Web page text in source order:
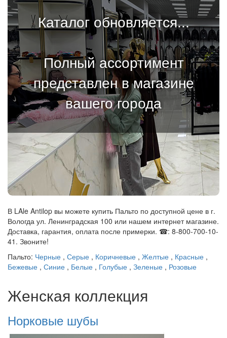
Каталог обновляется...
Полный ассортимент
представлен в магазине
вашего города
В LAle Antilop вы можете купить Пальто по доступной цене в г.
Вологда ул. Ленинградская 100 или нашем интернет магазине.
Доставка, гарантия, оплата после примерки. ☎: 8-800-700-10-
41. Звоните!
Пальто: Черные , Серые , Коричневые , Желтые , Красные ,
Бежевые , Синие , Белые , Голубые , Зеленые , Розовые
Женская коллекция
Норковые шубы